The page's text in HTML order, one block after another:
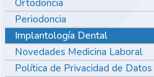
Ortodoncia
Periodoncia
Implantología Dental
Novedades Medicina Laboral
Política de Privacidad de Datos